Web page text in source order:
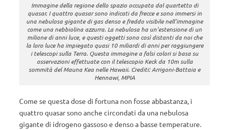
Immagine della regione dello spazio occupata dal quartetto di
quasar. I quattro quasar sono indicati da frecce e sono immersi in
una nebulosa gigante di gas denso e freddo visibile nell’immagine
come una nebbiolina azzurra. La nebulosa ha un’estensione di un
milione di anni luce, e questi oggetti sono così distanti da noi che
la loro luce ha impiegato quasi 10 miliardi di anni per raggiungere
i telescopi sulla Terra. Questa immagine a falsi colori si basa su
osservazioni effettuate con il telescopio Keck da 10m sulla
sommità del Mauna Kea nelle Hawaii. Crediti: Arrigoni-Battaia e
Hennawi, MPIA
Come se questa dose di fortuna non fosse abbastanza, i
quattro quasar sono anche circondati da una nebulosa
gigante di idrogeno gassoso e denso a basse temperature.